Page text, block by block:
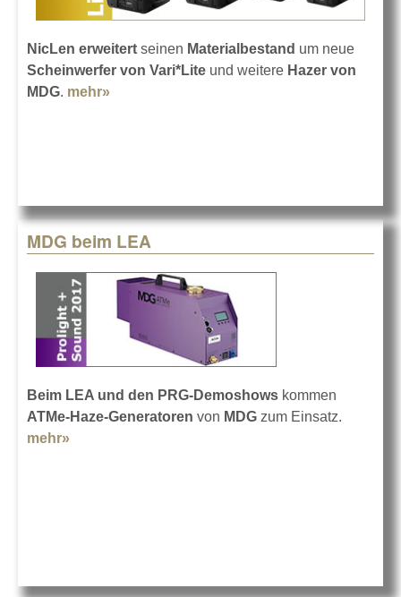
NicLen erweitert seinen Materialbestand um neue
Scheinwerfer von Vari*Lite und weitere Hazer von
MDG. mehr»
MDG beim LEA
Beim LEA und den PRG-Demoshows kommen
ATMe-Haze-Generatoren von MDG zum Einsatz.
mehr»